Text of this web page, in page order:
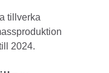
tillverka
2024.